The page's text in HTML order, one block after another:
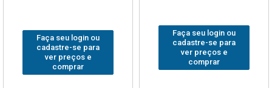
Faça seu login ou
cadastre-se para
ver preços e
comprar
Faça seu login ou
cadastre-se para
ver preços e
comprar